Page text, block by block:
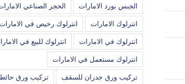
الجبس بورد الامارات الحجر الصناعي
انترلوك الامارات انترلوك رخيص في الامارات
انترلوك في الامارات انترلوك للبيع في
انترلوك مستعمل في الامارات
تركيب ورق جدران للسقف تركيب ورق حائط 3d